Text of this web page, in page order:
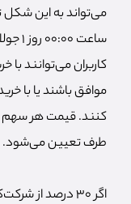
می‌تواند به این
کاربران می‌توانند با
موافق باشند یا با
کنند. قیمت هر سهم
طرف تعیین می‌شود.
اگر 30 درصد از